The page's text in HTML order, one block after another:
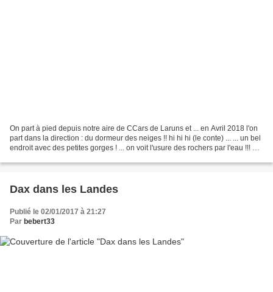
On part à pied depuis notre aire de CCars de Laruns et ... en Avril 2018 l'on
part dans la direction : du dormeur des neiges !! hi hi hi (le conte) ... ... un bel
endroit avec des petites gorges ! ... on voit l'usure des rochers par l'eau !!! un
Dax dans les Landes
Publié le 02/01/2017 à 21:27
Par bebert33